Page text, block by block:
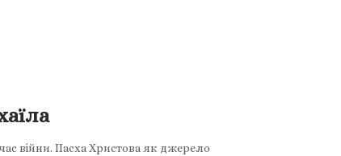
війни. Пасха Христова як джерело